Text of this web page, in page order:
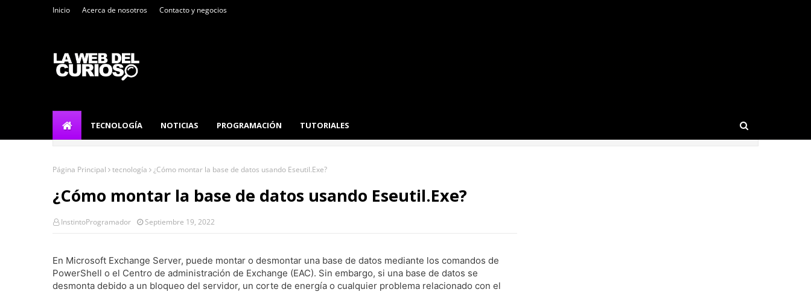
Inicio Acerca de nosotros Contacto y negocios
TECNOLOGÍA NOTICIAS PROGRAMACIÓN TUTORIALES
Página Principal tecnología ¿Cómo montar la base de datos usando Eseutil.Exe?
¿Cómo montar la base de datos usando Eseutil.Exe?
InstintoProgramador Septiembre 19, 2022
En Microsoft Exchange Server, puede montar o desmontar una base de datos mediante los comandos de
PowerShell o el Centro de administración de Exchange (EAC). Sin embargo, si una base de datos se
desmonta debido a un bloqueo del servidor, un corte de energía o cualquier problema relacionado con el